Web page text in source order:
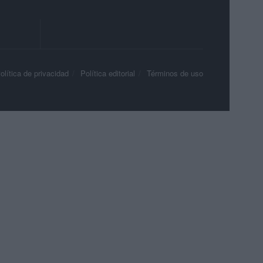
de privacidad Política editorial Términos de uso